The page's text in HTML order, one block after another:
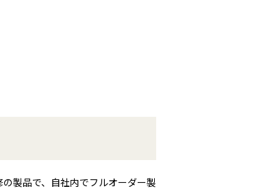
製品で、自社内でフルオーダー製